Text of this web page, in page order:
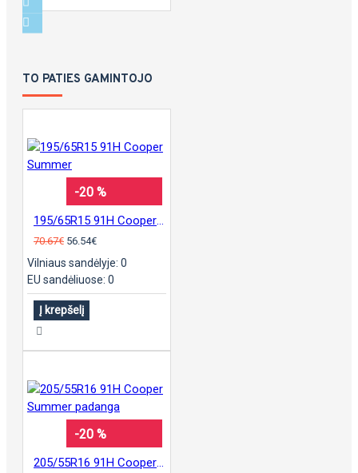
TO PATIES GAMINTOJO
-20 %
70.67€ 56.54€
Vilniaus sandėlyje: 0
EU sandėliuose: 0
Į krepšelį
-20 %